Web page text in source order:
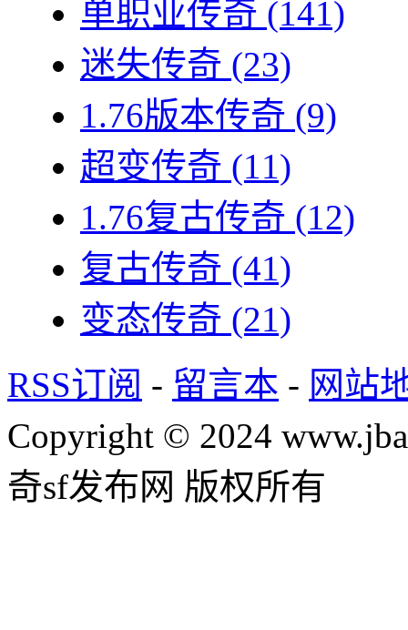
单职业传奇 (141)
迷失传奇 (23)
1.76版本传奇 (9)
超变传奇 (11)
1.76复古传奇 (12)
复古传奇 (41)
变态传奇 (21)
RSS订阅 - 留言本 - 网站
Copyright © 2024
奇sf发布网 版权所有